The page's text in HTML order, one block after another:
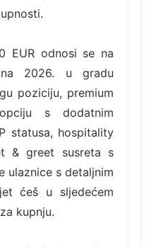
EUR odnosi se na
2026. u gradu
poziciju, premium
s dodatnim
statusa, hospitality
& greet susreta s
ulaznice s detaljnim
ćeš u sljedećem
kupnju.